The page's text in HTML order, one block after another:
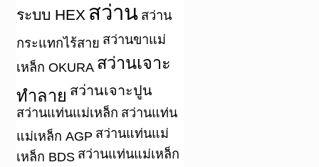
ระบบ HEX สว่าน สว่าน
กระแทกไร้สาย สว่านขาแม่
เหล็ก OKURA สว่านเจาะ
ทำลาย สว่านเจาะปูน
สว่านแท่นแม่เหล็ก สว่านแท่น
แม่เหล็ก AGP สว่านแท่นแม่
เหล็ก BDS สว่านแท่นแม่เหล็ก